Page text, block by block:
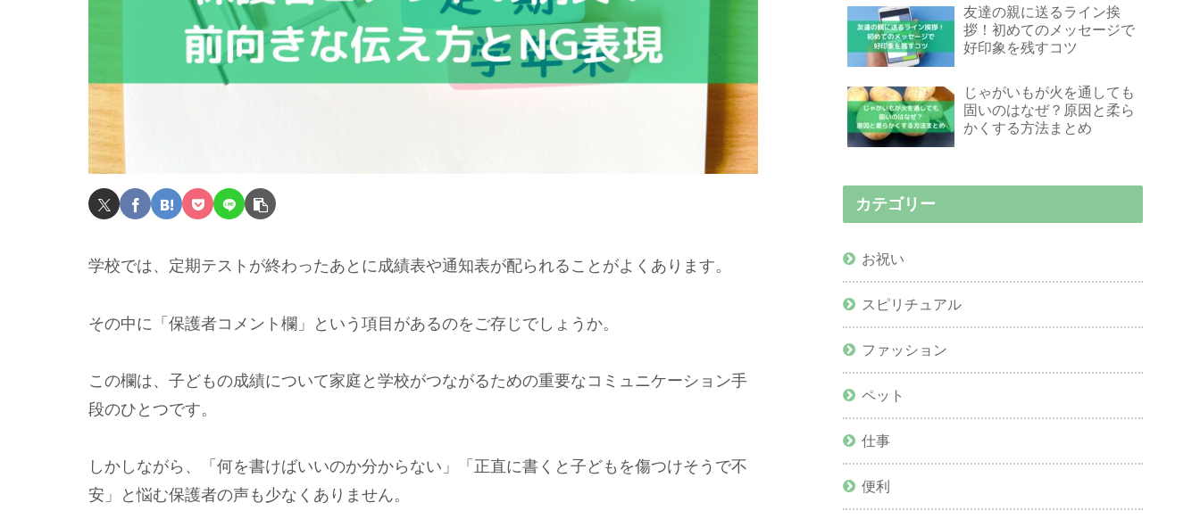
学校では、定期テストが終わったあとに成績表や通知表が配られることがよくあります。
その中に「保護者コメント欄」という項目があるのをご存じでしょうか。
この欄は、子どもの成績について家庭と学校がつながるための重要なコミュニケーション手
段のひとつです。
しかしながら、「何を書けばいいのか分からない」「正直に書くと子どもを傷つけそうで不
安」と悩む保護者の声も少なくありません。
友達の親に送るライン挨
拶！初めてのメッセージで
好印象を残すコツ
じゃがいもが火を通しても
固いのはなぜ？原因と柔ら
かくする方法まとめ
カテゴリー
お祝い
スピリチュアル
ファッション
ペット
仕事
便利